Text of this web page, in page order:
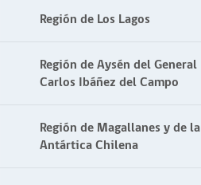
Región de Los Lagos
Región de Aysén del General
Carlos Ibáñez del Campo
Región de Magallanes y de la
Antártica Chilena